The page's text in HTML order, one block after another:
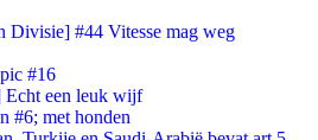
Divisie] #44 Vitesse mag weg
#16
een leuk wijf
#6; met honden